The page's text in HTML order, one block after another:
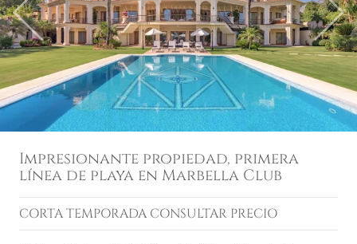
Previous Next
Impresionante propiedad, primera
línea de playa en Marbella Club
CORTA TEMPORADA CONSULTAR PRECIO